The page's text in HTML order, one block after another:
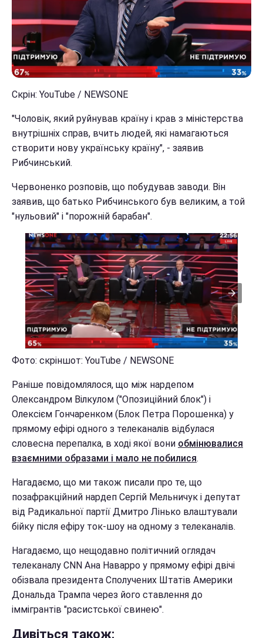
Скрін: YouTube / NEWSONE
"Чоловік, який руйнував країну і крав з міністерства
внутрішніх справ, вчить людей, які намагаються
створити нову українську країну", - заявив
Рибчинський.
Червоненко розповів, що побудував заводи. Він
заявив, що батько Рибчинського був великим, а той
"нульовий" і "порожній барабан".
Фото: скріншот: YouTube / NEWSONE
Раніше повідомлялося, що між нардепом
Олександром Вілкулом ("Опозиційний блок") і
Олексієм Гончаренком (Блок Петра Порошенка) у
прямому ефірі одного з телеканалів відбулася
словесна перепалка, в ході якої вони обмінювалися
взаємними образами і мало не побилися.
Нагадаємо, що ми також писали про те, що
позафракційний нардеп Сергій Мельничук і депутат
від Радикальної партії Дмитро Лінько влаштували
бійку після ефіру ток-шоу на одному з телеканалів.
Нагадаємо, що нещодавно політичний оглядач
телеканалу CNN Ана Наварро у прямому ефірі двічі
обізвала президента Сполучених Штатів Америки
Дональда Трампа через його ставлення до
іммігрантів "расистської свинею".
Дивіться також: